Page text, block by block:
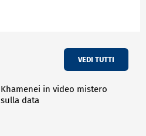
VEDI TUTTI
Khamenei in video mistero
sulla data